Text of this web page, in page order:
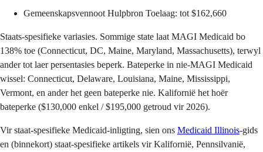
Gemeenskapsvennoot Hulpbron Toelaag: tot $162,660
Staats-spesifieke variasies. Sommige state laat MAGI Medicaid bo
138% toe (Connecticut, DC, Maine, Maryland, Massachusetts), terwyl
ander tot laer persentasies beperk. Bateperke in nie-MAGI Medicaid
wissel: Connecticut, Delaware, Louisiana, Maine, Mississippi,
Vermont, en ander het geen bateperke nie. Kalifornië het hoër
bateperke ($130,000 enkel / $195,000 getroud vir 2026).
Vir staat-spesifieke Medicaid-inligting, sien ons Medicaid Illinois-gids
en (binnekort) staat-spesifieke artikels vir Kalifornië, Pennsilvanië,